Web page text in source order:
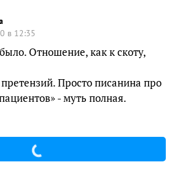
в 12:35
Отношение, как к скоту,
претензий. Просто писанина про
- муть полная.